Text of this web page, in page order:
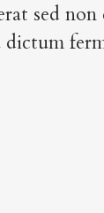
sed